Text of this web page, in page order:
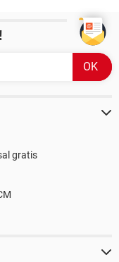
gratis